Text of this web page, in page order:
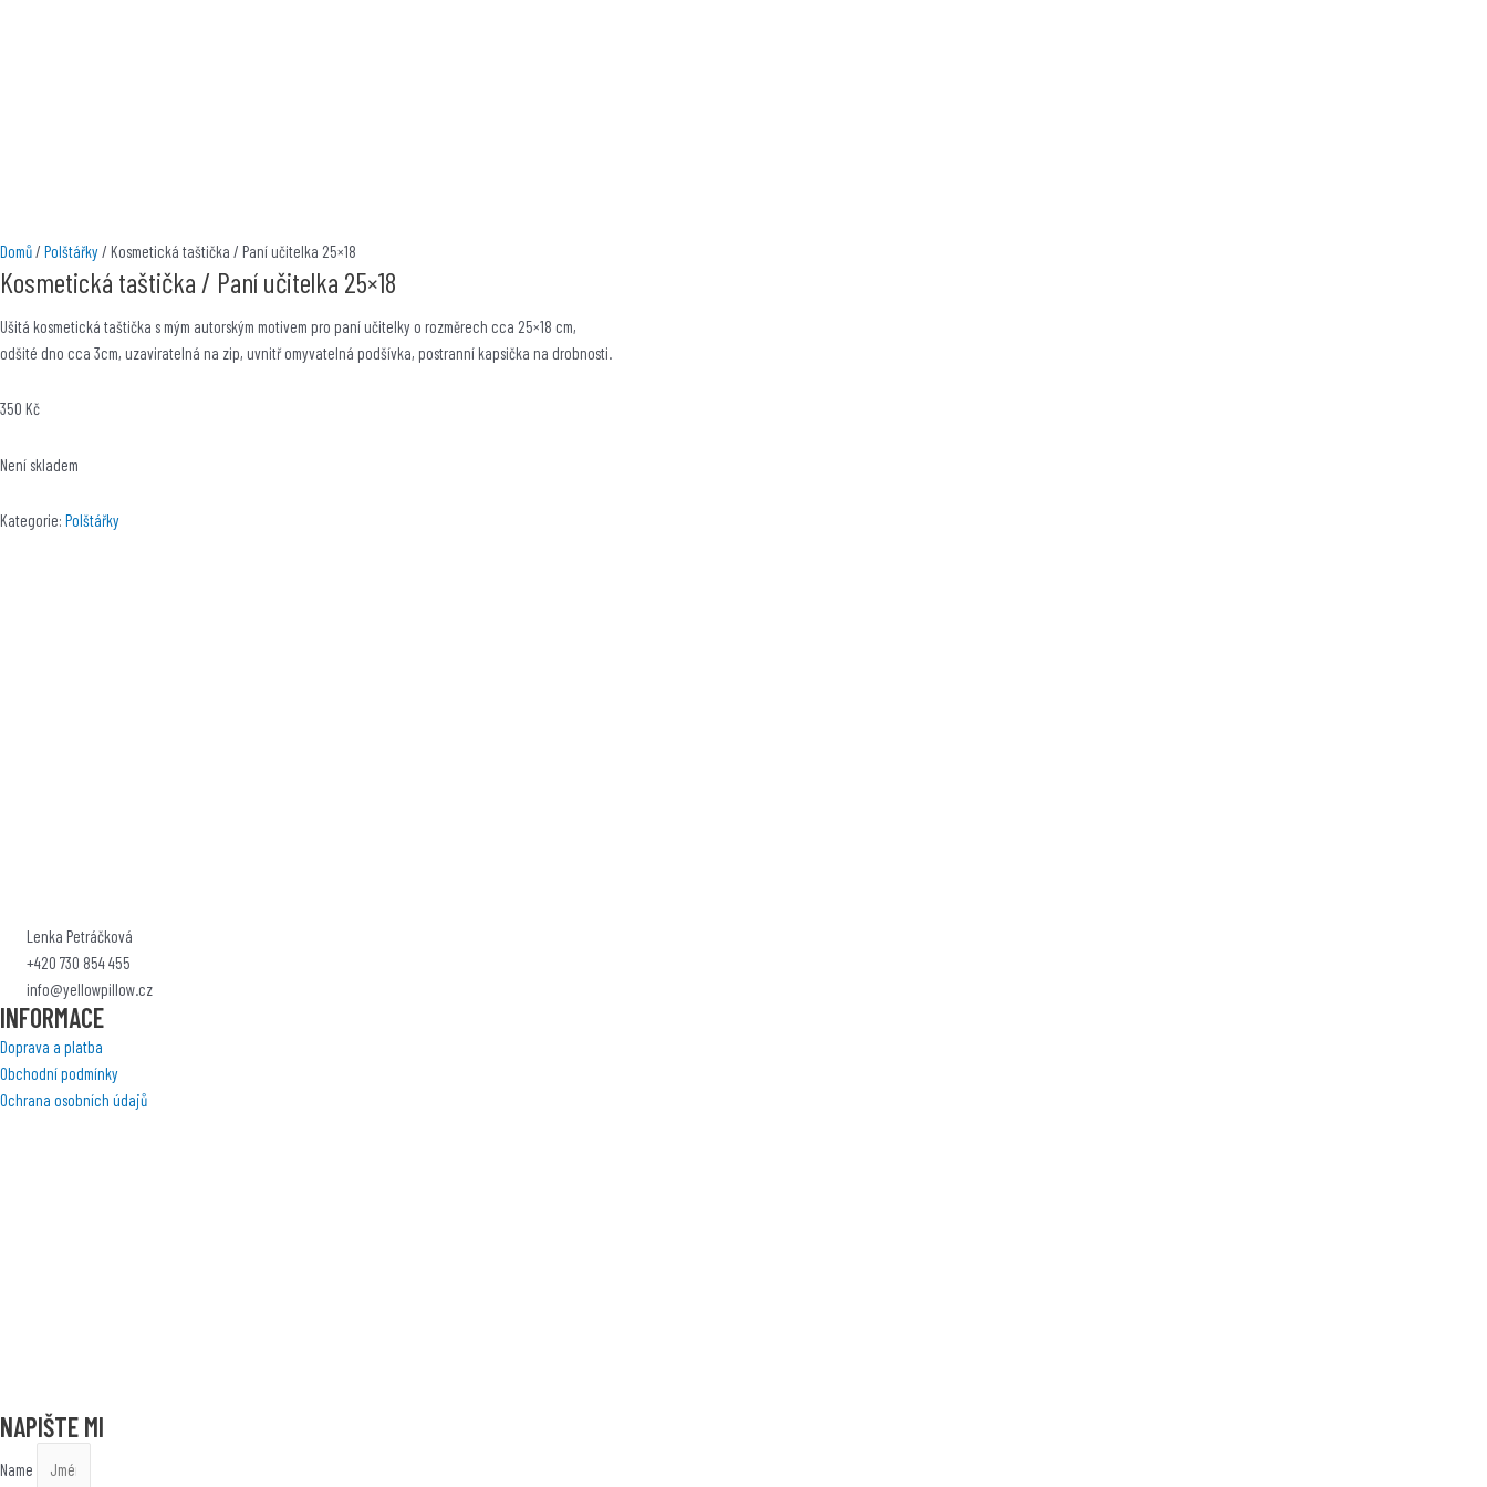
Domů/ Polštářky/ Kosmetická taštička / Paní učitelka 25×18
Kosmetická taštička / Paní učitelka 25×18
Ušitá kosmetická taštička s mým autorským motivem pro paní učitelky o rozměrech cca 25×18 cm,
odšité dno cca 3cm, uzaviratelná na zip, uvnitř omyvatelná podšívka, postranní kapsička na drobnosti.
350 Kč
Není skladem
Kategorie: Polštářky
Lenka Petráčková
+420 730 854 455
info@yellowpillow.cz
INFORMACE
Doprava a platba
Obchodní podmínky
Ochrana osobních údajů
NAPIŠTE MI
Name